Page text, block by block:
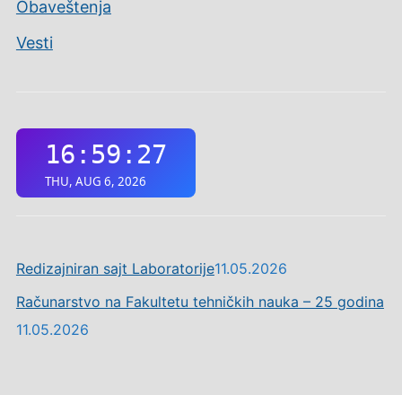
Obaveštenja
Vesti
Redizajniran sajt Laboratorije11.05.2026
Računarstvo na Fakultetu tehničkih nauka – 25 godina
11.05.2026